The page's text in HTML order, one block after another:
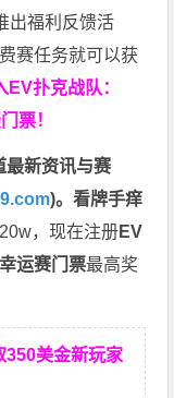
出福利反馈活
赛任务就可以获
EV扑克战队：
票！
最新资讯与赛
)。看牌手痒
，现在注册EV
运赛门票最高奖
350美金新玩家